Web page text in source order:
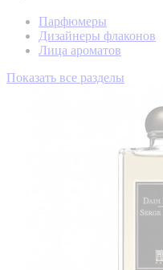
Парфюмеры
Дизайнеры флаконов
Лица ароматов
Показать все разделы